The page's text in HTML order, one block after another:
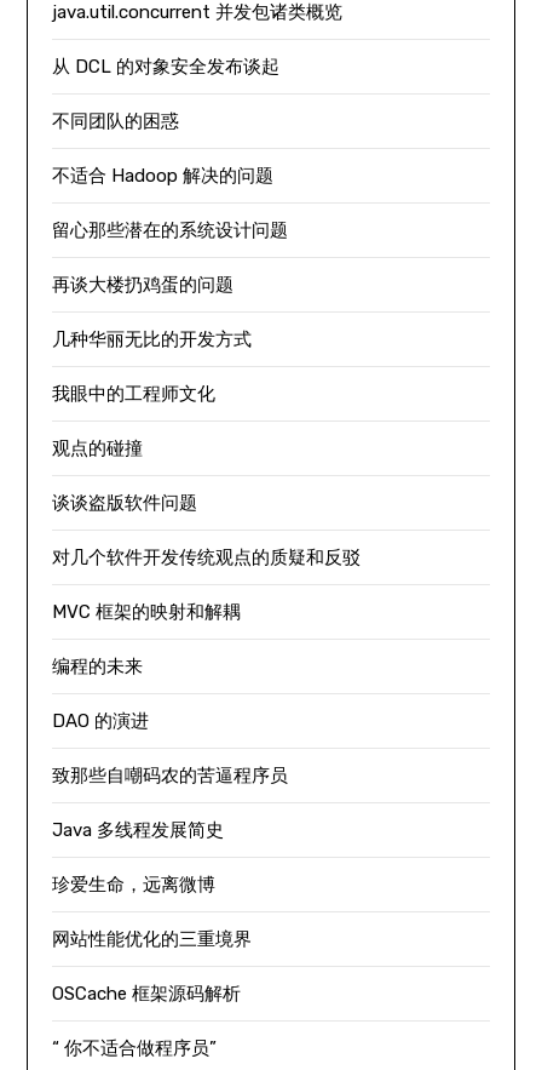
java.util.concurrent 并发包诸类概览
从 DCL 的对象安全发布谈起
不同团队的困惑
不适合 Hadoop 解决的问题
留心那些潜在的系统设计问题
再谈大楼扔鸡蛋的问题
几种华丽无比的开发方式
我眼中的工程师文化
观点的碰撞
谈谈盗版软件问题
对几个软件开发传统观点的质疑和反驳
MVC 框架的映射和解耦
编程的未来
DAO 的演进
致那些自嘲码农的苦逼程序员
Java 多线程发展简史
珍爱生命，远离微博
网站性能优化的三重境界
OSCache 框架源码解析
“ 你不适合做程序员”